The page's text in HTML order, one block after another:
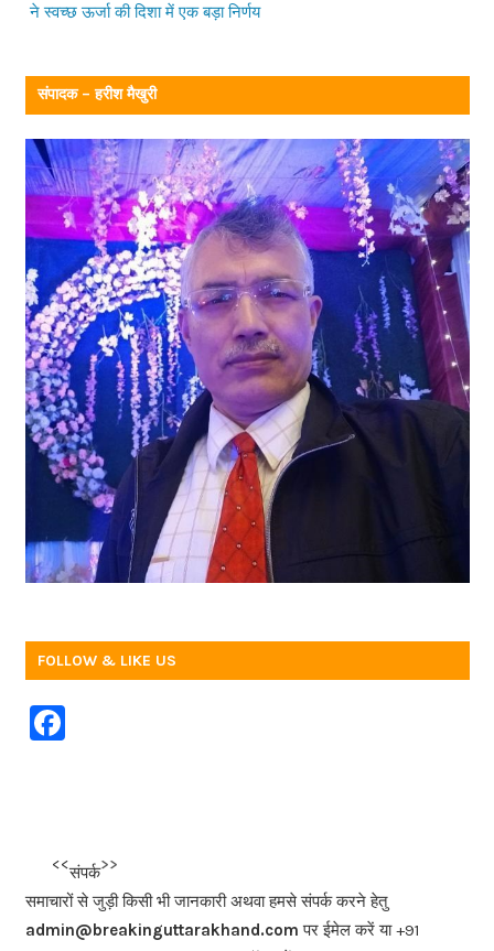
ने स्वच्छ ऊर्जा की दिशा में एक बड़ा निर्णय
संपादक – हरीश मैखुरी
FOLLOW & LIKE US
F
b
o
o
<<<
संपर्क
>>>
समाचारों से जुड़ी किसी भी जानकारी अथवा हमसे संपर्क करने हेतु
admin@breakinguttarakhand.com पर ईमेल करें या +91